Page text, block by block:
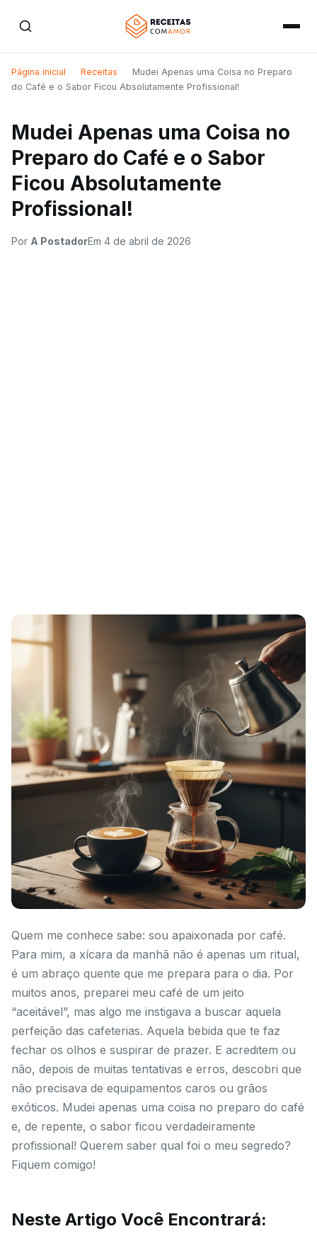
Página inicial Receitas
Mudei Apenas uma Coisa no Preparo
do Café e o Sabor Ficou Absolutamente Profissional!
Mudei Apenas uma Coisa no
Preparo do Café e o Sabor
Ficou Absolutamente
Profissional!
Por A PostadorEm 4 de abril de 2026
Quem me conhece sabe: sou apaixonada por café.
Para mim, a xícara da manhã não é apenas um ritual,
é um abraço quente que me prepara para o dia. Por
muitos anos, preparei meu café de um jeito
“aceitável”, mas algo me instigava a buscar aquela
perfeição das cafeterias. Aquela bebida que te faz
fechar os olhos e suspirar de prazer. E acreditem ou
não, depois de muitas tentativas e erros, descobri que
não precisava de equipamentos caros ou grãos
exóticos. Mudei apenas uma coisa no preparo do café
e, de repente, o sabor ficou verdadeiramente
profissional! Querem saber qual foi o meu segredo?
Fiquem comigo!
Neste Artigo Você Encontrará: